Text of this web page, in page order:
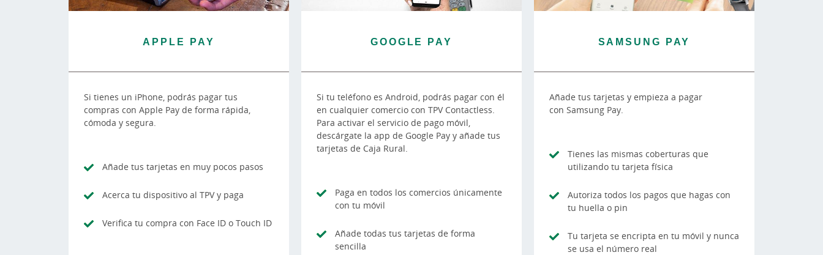
APPLE PAY
Si tienes un iPhone, podrás pagar tus
compras con Apple Pay de forma rápida,
cómoda y segura.
Añade tus tarjetas en muy pocos pasos
Acerca tu dispositivo al TPV y paga
Verifica tu compra con Face ID o Touch ID
GOOGLE PAY
Si tu teléfono es Android, podrás pagar con él
en cualquier comercio con TPV Contactless.
Para activar el servicio de pago móvil,
descárgate la app de Google Pay y añade tus
tarjetas de Caja Rural.
Paga en todos los comercios únicamente
con tu móvil
Añade todas tus tarjetas de forma
sencilla
SAMSUNG PAY
Añade tus tarjetas y empieza a pagar
con Samsung Pay.
Tienes las mismas coberturas que
utilizando tu tarjeta física
Autoriza todos los pagos que hagas con
tu huella o pin
Tu tarjeta se encripta en tu móvil y nunca
se usa el número real